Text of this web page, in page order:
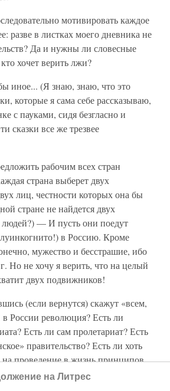
мотивировать каждое
разве в листках моего дневника не
Да и нужны ли словесные
хочет верить лжи?
иное... (Я знаю, знаю, что это
которые я сама себе рассказываю,
с пауками, сидя безгласно и
сказки все же трезвее
рабочим всех стран
страна выберет двух
лиц, честности которых она бы
стране не найдется двух
— И пусть они поедут
в Россию. Кроме
мужество и бесстрашие, ибо
Но не хочу я верить, что на целый
двух подвижников!
(если вернутся) скажут «всем,
в России революция? Есть ли
Есть ли сам пролетариат? Есть
правительство? Есть ли хоть
на проведение в жизнь принципов
ли Совет, т.е. существует ли в
на Литрес